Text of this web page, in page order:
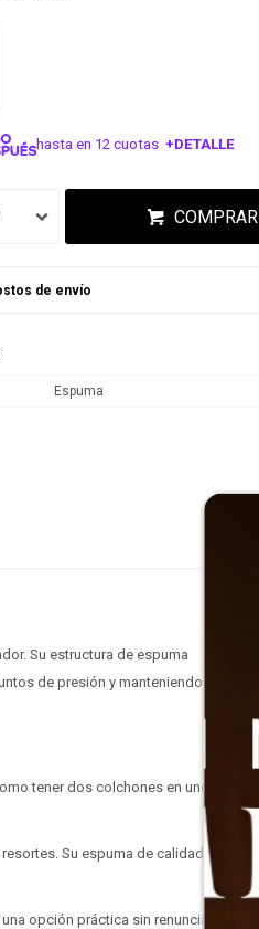
hasta en 12 cuotas +DETALLE
¡ME INTERESA!
COMPRAR
de envío
Espuma
Su estructura de espuma
de presión y manteniendo la
tener dos colchones en uno,
Su espuma de calidad se
opción práctica sin renunciar al